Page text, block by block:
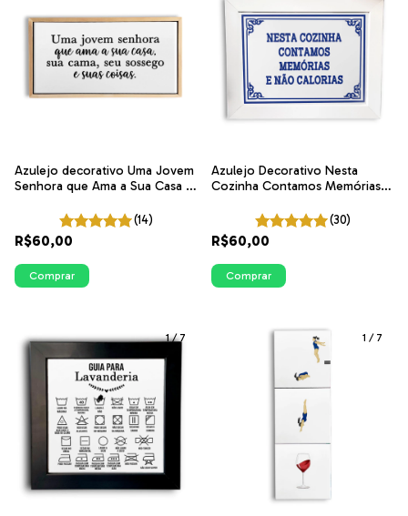
Azulejo decorativo Uma Jovem
Senhora que Ama a Sua Casa -
(14)
R$60,00
Comprar
Azulejo Decorativo Nesta
Cozinha Contamos Memórias e
Portugal
(30)
R$60,00
Comprar
1/7 1 / 7